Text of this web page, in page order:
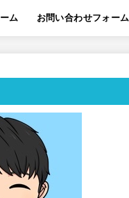
ム お問い合わせフォーム